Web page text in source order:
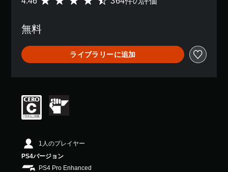
は
6
4
、
価
は
5
階
中
の
4
無料
ライブラリーに追加
1人のプレイヤー
PS4バージョン
PS4 Pro Enhanced